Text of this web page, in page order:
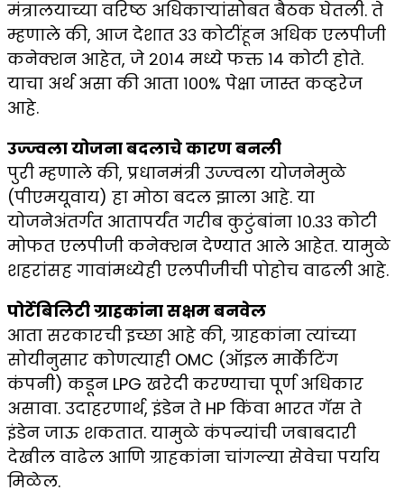
मंत्रालयाच्या वरिष्ठ अधिकाऱ्यांसोबत बैठक घेतली. ते
म्हणाले की, आज देशात ३३ कोटींहून अधिक एलपीजी
कनेक्शन आहेत, जे २०१४ मध्ये फक्त १४ कोटी होते.
याचा अर्थ असा की आता १००% पेक्षा जास्त कव्हरेज
आहे.
उज्ज्वला योजना बदलाचे कारण बनली
पुरी म्हणाले की, प्रधानमंत्री उज्ज्वला योजनेमुळे
(पीएमयूवाय) हा मोठा बदल झाला आहे. या
योजनेअंतर्गत आतापर्यंत गरीब कुटुंबांना १०.३३ कोटी
मोफत एलपीजी कनेक्शन देण्यात आले आहेत. यामुळे
शहरांसह गावांमध्येही एलपीजीची पोहोच वाढली आहे.
पोर्टेबिलिटी ग्राहकांना सक्षम बनवेल
आता सरकारची इच्छा आहे की, ग्राहकांना त्यांच्या
सोयीनुसार कोणत्याही OMC (ऑइल मार्केटिंग
कंपनी) कडून LPG खरेदी करण्याचा पूर्ण अधिकार
असावा. उदाहरणार्थ, इंडेन ते HP किंवा भारत गॅस ते
इंडेन जाऊ शकतात. यामुळे कंपन्यांची जबाबदारी
देखील वाढेल आणि ग्राहकांना चांगल्या सेवेचा पर्याय
मिळेल.